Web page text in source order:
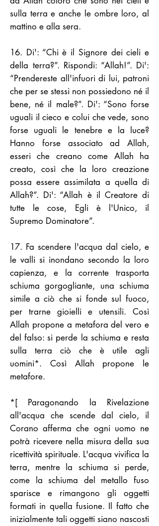
sulla terra e anche le ombre loro, al
mattino e alla sera.
16. Di': “Chi è il Signore dei cieli e
della terra?”. Rispondi: “Allah!”. Di':
“Prendereste all'infuori di lui, patroni
che per se stessi non possiedono né il
bene, né il male?”. Di': “Sono forse
uguali il cieco e colui che vede, sono
forse uguali le tenebre e la luce?
Hanno forse associato ad Allah,
esseri che creano come Allah ha
creato, così che la loro creazione
possa essere assimilata a quella di
Allah?”. Di': “Allah è il Creatore di
tutte le cose, Egli è l'Unico, il
Supremo Dominatore”.
17. Fa scendere l'acqua dal cielo, e
le valli si inondano secondo la loro
capienza, e la corrente trasporta
schiuma gorgogliante, una schiuma
simile a ciò che si fonde sul fuoco,
per trarne gioielli e utensili. Così
Allah propone a metafora del vero e
del falso: si perde la schiuma e resta
sulla terra ciò che è utile agli
uomini*. Così Allah propone le
metafore.
*[ Paragonando la Rivelazione
all'acqua che scende dal cielo, il
Corano afferma che ogni uomo ne
potrà ricevere nella misura della sua
ricettività spirituale. L'acqua vivifica la
terra, mentre la schiuma si perde,
come la schiuma del metallo fuso
sparisce e rimangono gli oggetti
formati in quella fusione. Il fatto che
inizialmente tali oggetti siano nascosti